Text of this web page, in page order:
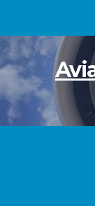
contenido